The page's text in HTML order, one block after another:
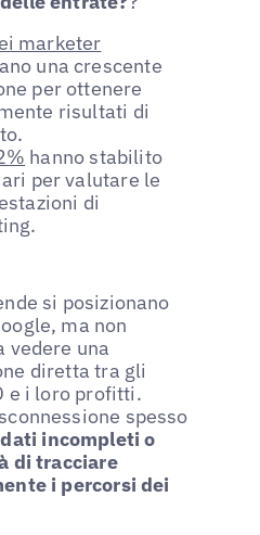
marketer
una crescente
per ottenere
risultati di
hanno stabilito
per valutare le
di
si posizionano
ma non
vedere una
diretta tra gli
e i loro profitti.
spesso
dati incompleti o
di tracciare
i percorsi dei